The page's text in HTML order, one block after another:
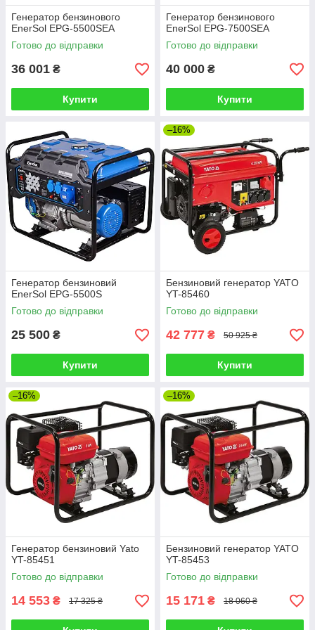
Генератор бензинового
EnerSol EPG-5500SEA
Готово до відправки
36 001 ₴
Купити
Генератор бензинового
EnerSol EPG-7500SEA
Готово до відправки
40 000 ₴
Купити
Генератор бензиновий
EnerSol EPG-5500S
Готово до відправки
25 500 ₴
Купити
–16%
Бензиновий генератор YATO
YT-85460
Готово до відправки
42 777 ₴ 50 925 ₴
Купити
–16%
Генератор бензиновий Yato
YT-85451
Готово до відправки
14 553 ₴ 17 325 ₴
–16%
Бензиновий генератор YATO
YT-85453
Готово до відправки
15 171 ₴ 18 060 ₴